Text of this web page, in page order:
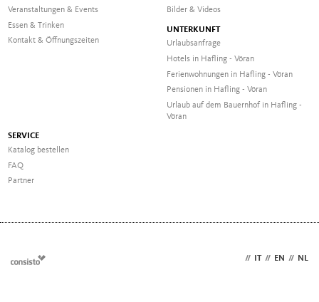
Veranstaltungen & Events
Essen & Trinken
Kontakt & Öffnungszeiten
Bilder & Videos
UNTERKUNFT
Urlaubsanfrage
Hotels in Hafling - Vöran
Ferienwohnungen in Hafling - Vöran
Pensionen in Hafling - Vöran
Urlaub auf dem Bauernhof in Hafling -
Vöran
SERVICE
Katalog bestellen
FAQ
Partner
// IT // EN // NL